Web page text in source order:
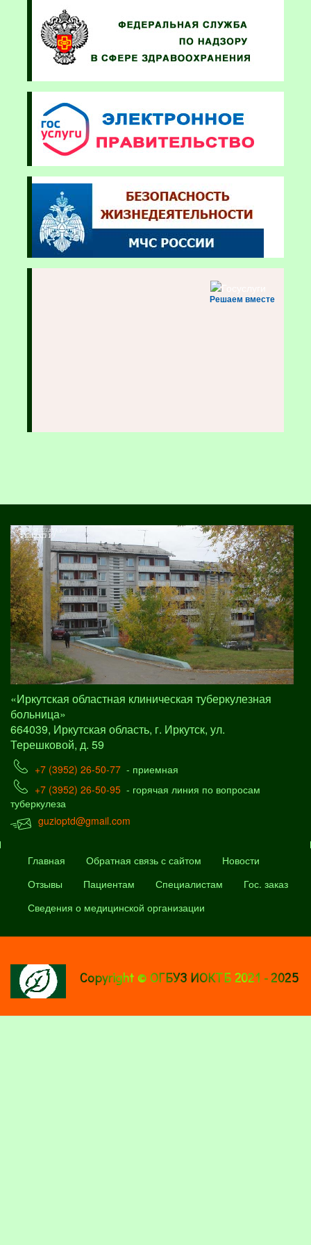
Решаем вместе
«Иркутская областная клиническая туберкулезная
больница»
664039, Иркутская область, г. Иркутск, ул.
Терешковой, д. 59
+7 (3952) 26-50-77 - приемная
+7 (3952) 26-50-95 - горячая линия по вопросам
туберкулеза
guzioptd@gmail.com
Главная Обратная связь с сайтом
Новости
Отзывы
Пациентам Специалистам
Гос. заказ
Сведения о медицинской организации
Copyright © ОГБУЗ ИОКТБ 2021 - 2025